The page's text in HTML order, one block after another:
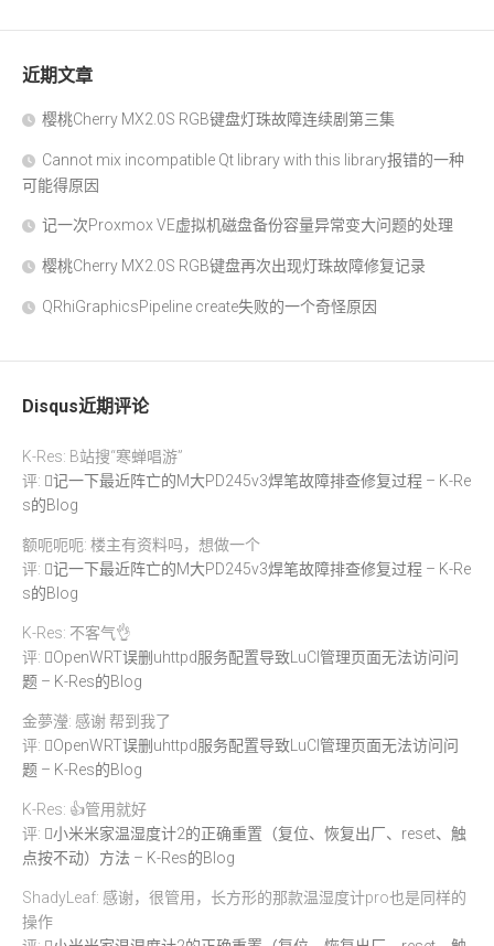
近期文章
樱桃Cherry MX2.0S RGB键盘灯珠故障连续剧第三集
Cannot mix incompatible Qt library with this library报错的一种
可能得原因
记一次Proxmox VE虚拟机磁盘备份容量异常变大问题的处理
樱桃Cherry MX2.0S RGB键盘再次出现灯珠故障修复记录
QRhiGraphicsPipeline create失败的一个奇怪原因
Disqus近期评论
K-Res: B站搜“寒蝉唱游”
评:
记一下最近阵亡的M大PD245v3焊笔故障排查修复过程 – K-Re
s的Blog
额呃呃呃: 楼主有资料吗，想做一个
评:
记一下最近阵亡的M大PD245v3焊笔故障排查修复过程 – K-Re
s的Blog
K-Res: 不客气👌
评:
OpenWRT误删uhttpd服务配置导致LuCI管理页面无法访问问
题 – K-Res的Blog
金夢瀅: 感谢 帮到我了
评:
OpenWRT误删uhttpd服务配置导致LuCI管理页面无法访问问
题 – K-Res的Blog
K-Res: 👍管用就好
评:
小米米家温湿度计2的正确重置（复位、恢复出厂、reset、触
点按不动）方法 – K-Res的Blog
ShadyLeaf: 感谢，很管用，长方形的那款温湿度计pro也是同样的
操作